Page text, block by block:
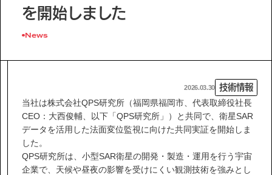
事業内容
企業情報
IR情報
を開始しました
News
2026.03.30 技術情報
当社は株式会社QPS研究所（福岡県福岡市、代表取締役社長
CEO：大西俊輔、以下「QPS研究所」）と共同で、衛星SAR
データを活用した法面変位監視に向けた共同実証を開始しま
した。
QPS研究所は、小型SAR衛星の開発・製造・運用を行う宇宙
企業で、天候や昼夜の影響を受けにくい観測技術を強みとし